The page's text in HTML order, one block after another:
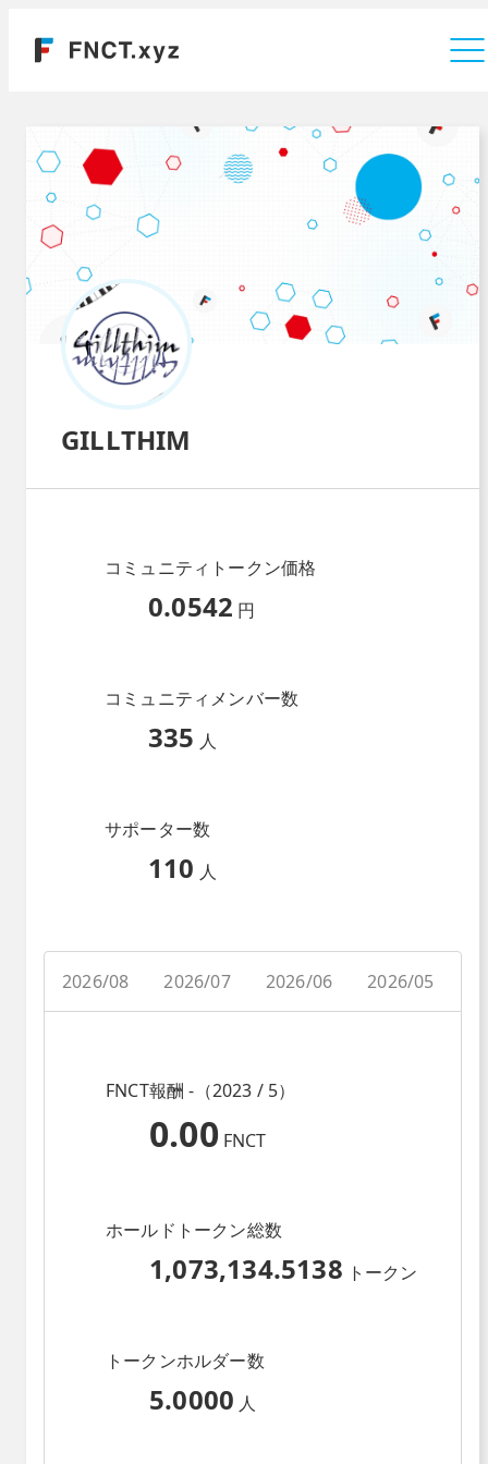
GILLTHIM
コミュニティトークン価格
0.0542 円
コミュニティメンバー数
335 人
サポーター数
110 人
2026/08 2026/07 2026/06 2026/05
FNCT報酬 -（2023 / 5）
0.00 FNCT
ホールドトークン総数
1,073,134.5138 トークン
トークンホルダー数
5.0000 人